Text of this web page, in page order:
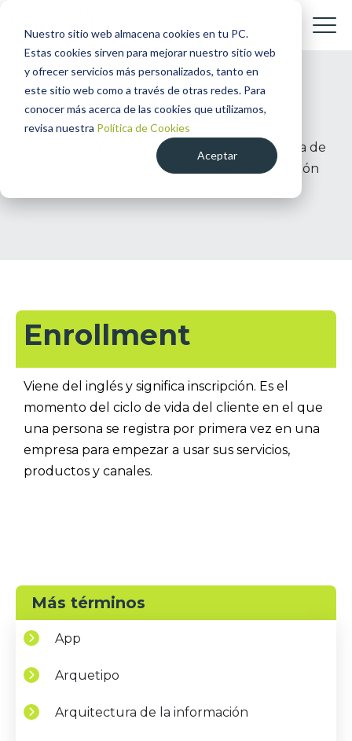
Nuestro sitio web almacena cookies en tu PC.
Estas cookies sirven para mejorar nuestro sitio web
y ofrecer servicios más personalizados, tanto en
este sitio web como a través de otras redes. Para
conocer más acerca de las cookies que utilizamos,
revisa nuestra Política de Cookies
Aceptar
Glosario
Encuentra aquí contenido sobre terminología de
diseño digital, UX y UI, Service design, innovación
abierta, canales digitales, portales web y apps.
Enrollment
Viene del inglés y significa inscripción. Es el
momento del ciclo de vida del cliente en el que
una persona se registra por primera vez en una
empresa para empezar a usar sus servicios,
productos y canales.
Más términos
App
Arquetipo
Arquitectura de la información